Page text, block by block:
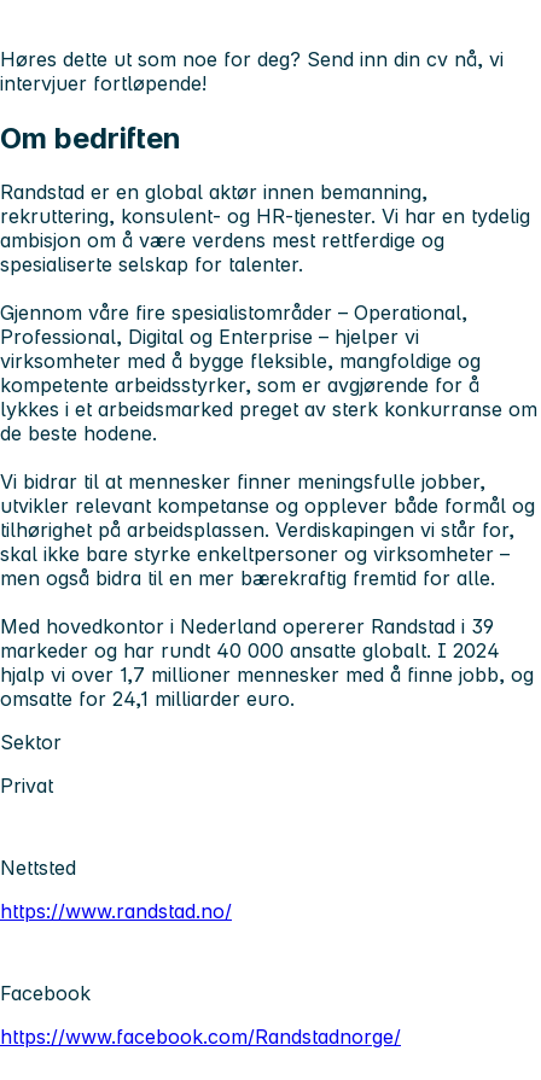
Høres dette ut som noe for deg? Send inn din cv nå, vi
intervjuer fortløpende!
Om bedriften
Randstad er en global aktør innen bemanning,
rekruttering, konsulent- og HR-tjenester. Vi har en tydelig
ambisjon om å være verdens mest rettferdige og
spesialiserte selskap for talenter.
Gjennom våre fire spesialistområder – Operational,
Professional, Digital og Enterprise – hjelper vi
virksomheter med å bygge fleksible, mangfoldige og
kompetente arbeidsstyrker, som er avgjørende for å
lykkes i et arbeidsmarked preget av sterk konkurranse om
de beste hodene.
Vi bidrar til at mennesker finner meningsfulle jobber,
utvikler relevant kompetanse og opplever både formål og
tilhørighet på arbeidsplassen. Verdiskapingen vi står for,
skal ikke bare styrke enkeltpersoner og virksomheter –
men også bidra til en mer bærekraftig fremtid for alle.
Med hovedkontor i Nederland opererer Randstad i 39
markeder og har rundt 40 000 ansatte globalt. I 2024
hjalp vi over 1,7 millioner mennesker med å finne jobb, og
omsatte for 24,1 milliarder euro.
Sektor
Privat
Nettsted
https://www.randstad.no/
Facebook
https://www.facebook.com/Randstadnorge/